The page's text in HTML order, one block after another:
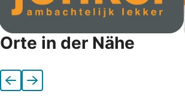
Orte in der Nähe
VorherigeNächste